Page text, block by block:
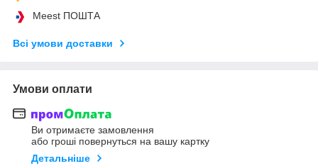
Meest ПОШТА
Всі умови доставки
Умови оплати
Ви отримаєте замовлення
або гроші повернуться на вашу картку
Детальніше